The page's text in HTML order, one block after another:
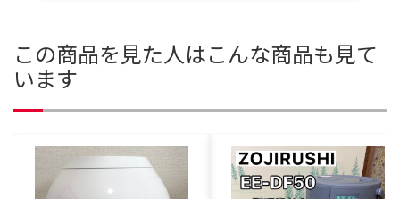
この商品を見た人はこんな商品も見て
います